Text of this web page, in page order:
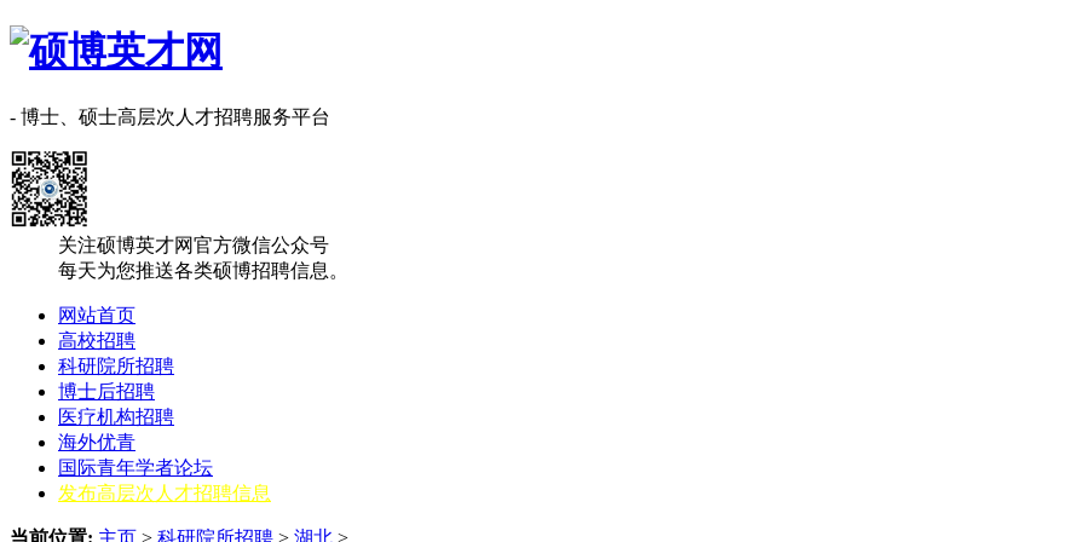
- 博士、硕士高层次人才招聘服务平台
关注硕博英才网官方微信公众号
每天为您推送各类硕博招聘信息。
网站首页
高校招聘
科研院所招聘
博士后招聘
医疗机构招聘
海外优青
国际青年学者论坛
发布高层次人才招聘信息
当前位置: 主页 > 科研院所招聘 > ‌‌湖北 >